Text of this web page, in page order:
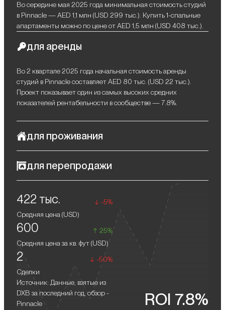
422 тыс.
-5%
Средняя цена (USD)
600
25%
Средняя цена за кв. фут (USD)
2
-50%
Сделки
Источник: Данные, взятые из
DXB за последний год, обзор -
Pinnacle
ROI 7.8%
Во середине мая 2025 года минимальная стоимость студий
в Pinnacle — AED 1,1 млн (USD 299 тыс.). Купить 1-спальные
апартаменты можно по цене от AED 1,5 млн (USD 408 тыс.).
для аренды
Во 2 квартале 2025 года начальная стоимость аренды
студий в Pinnacle составляет AED 80 тыс. (USD 22 тыс.).
Проект показывает один из самых высоких средних
показателей рентабельности в сообществе — 7.8%.
для проживания
динамики, предлагая своим жителям стильное и комфортное
сочетается с функциональными интерьерами, создавая
обстановку, где каждый элемент — от панорамного
остекления до натуральных отделочных материалов —
подчеркивает эстетику и высокий уровень проекта. Здесь вы
найдете идеальное сочетание тишины зеленого окружения и
удобства городской инфраструктуры.
для перепродажи
Стабильное повышение цен на недвижимость в Dubai Hills
Estate обеспечит владельцам получение прибыли при